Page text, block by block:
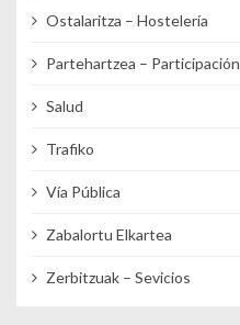
Ostalaritza – Hostelería
Partehartzea – Participación
Salud
Trafiko
Vía Pública
Zabalortu Elkartea
Zerbitzuak – Sevicios